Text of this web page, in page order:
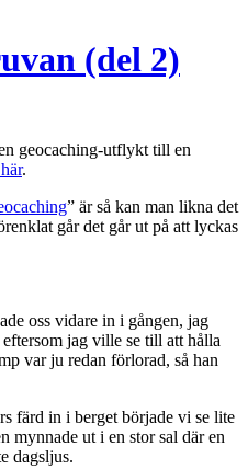
(del 2)
geocaching-utflykt till en
.
” är så kan man likna det
går det går ut på att lyckas
oss vidare in i gången, jag
jag ville se till att hålla
var ju redan förlorad, så han
färd in i berget började vi se lite
mynnade ut i en stor sal där en
dagsljus.